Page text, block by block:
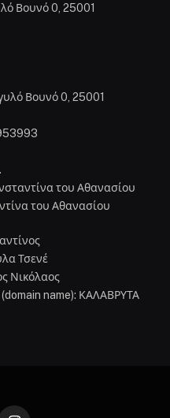
Βουνό 0, 25001
Βουνό 0, 25001
του Αθανασίου
του Αθανασίου
Τσενέ
Νικόλαος
name): ΚΑΛΑΒΡΥΤΑ